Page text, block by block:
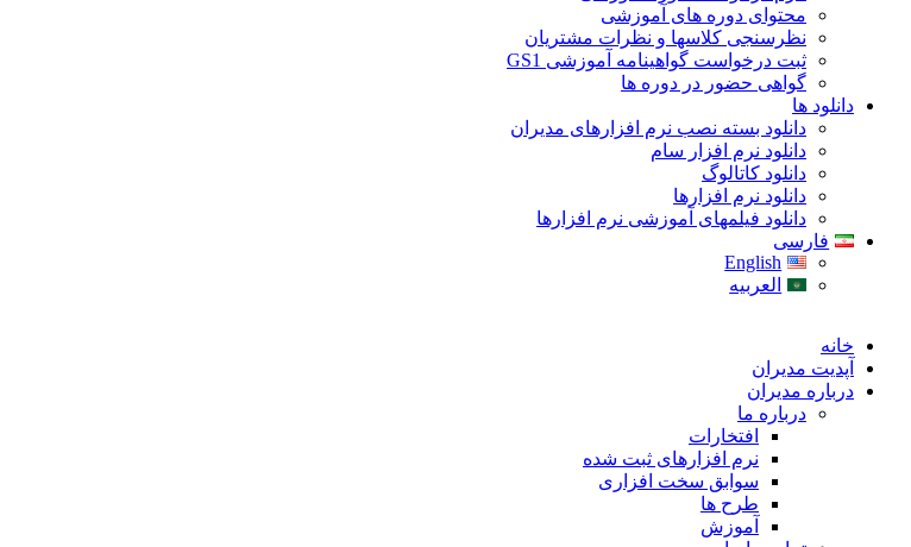
محتوای دوره های آموزشی
نظرسنجی کلاسها و نظرات مشتریان
ثبت درخواست گواهینامه آموزشی GS1
گواهی حضور در دوره ها
دانلود ها
دانلود بسته نصب نرم افزارهای مدیران
دانلود نرم افزار سام
دانلود کاتالوگ
دانلود نرم افزارها
دانلود فیلمهای آموزشی نرم افزارها
فارسی
English
العربیه
خانه
آپدیت مدیران
درباره مدیران
درباره ما
افتخارات
نرم افزارهای ثبت شده
سوابق سخت افزاری
طرح ها
آموزش